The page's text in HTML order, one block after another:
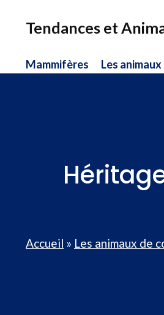
Tendances et
Mammifères Les
Accueil » Les animaux de